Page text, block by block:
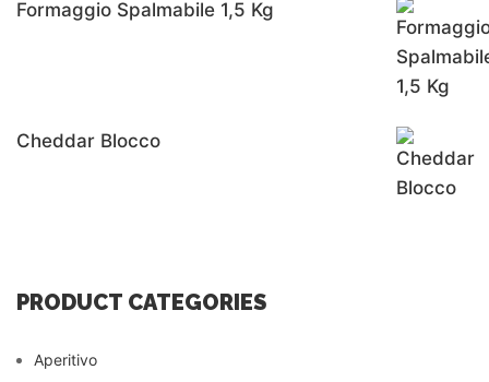
Formaggio Spalmabile 1,5 Kg
Cheddar Blocco
PRODUCT CATEGORIES
Aperitivo